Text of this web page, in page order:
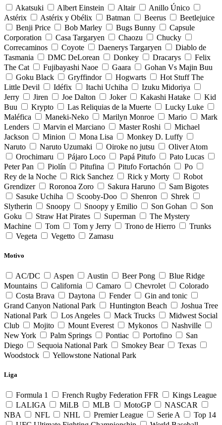
Akatsuki Albert Einstein Altair
Anillo Único
Astérix
Astérix y Obélix Batman Beerus
Beetlejuice
Benji Price
Bob Marley Bugs Bunny
Capsule
Corporation
Casa Targaryen Chaozu
Chucky
Correcaminos
Coyote Daenerys Targaryen
Diablo de
Tasmania
DMC DeLorean Donkey Dracarys
Felix
The Cat
Fujibayashi Naoe Gaara
Gohan Vs Majin Buu
Goku Black
Gryffindor Hogwarts
Hot Stuff The
Little Devil
Idéfix Itachi Uchiha
Izuku Midoriya
Jerry
Jiren Joe Dalton Joker Kakashi Hatake
Kid
Buu
Krypto Las Reliquias de la Muerte
Lucky Luke
Maléfica
Maneki-Neko Marilyn Monroe Mario
Mark
Lenders
Marvin el Marciano Master Roshi
Michael
Jackson
Minion Mona Lisa
Monkey D. Luffy
Naruto
Naruto Uzumaki Oiroke no jutsu
Oliver Atom
Orochimaru
Pájaro Loco Papá Pitufo
Pato Lucas
Peter Pan
Piolín Pitufina Pitufo Fortachón
Po
Rey de la Noche
Rick Sanchez Rick y Morty
Robot
Grendizer
Roronoa Zoro Sakura Haruno
Sam Bigotes
Sasuke Uchiha
Scooby-Doo Shenron
Shrek
Slytherin
Snoopy Snoopy y Emilio Son Gohan
Son
Goku
Straw Hat Pirates Superman
The Mystery
Machine
Tom Tom y Jerry Trono de Hierro
Trunks
Vegeta
Vegetto Zamasu
Motivo
AC/DC Aspen Austin Beer Pong
Blue Ridge
Mountains
California Camaro Chevrolet
Colorado
Costa Brava
Daytona Fender
Gin and tonic
Grand Canyon National Park
Huntington Beach
Joshua Tree
National Park
Los Angeles Mack Trucks
Midwest Social
Club
Mojito Mount Everest Mykonos
Nashville
New York
Palm Springs Pontiac Portofino
San
Diego
Sequoia National Park Smokey Bear
Texas
Woodstock
Yellowstone National Park
Liga
Formula 1 French Rugby Federation FFR
Kings League
LALIGA
MiLB MLB MotoGP
NASCAR
NBA
NFL NHL Premier League Serie A
Top 14